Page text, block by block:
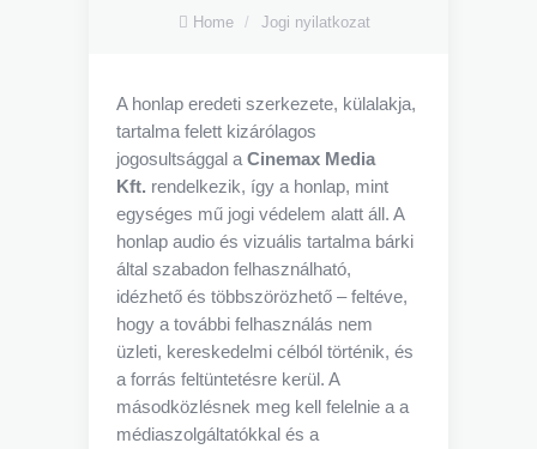
Home / Jogi nyilatkozat
A honlap eredeti szerkezete, külalakja,
tartalma felett kizárólagos
jogosultsággal a Cinemax Media
Kft. rendelkezik, így a honlap, mint
egységes mű jogi védelem alatt áll. A
honlap audio és vizuális tartalma bárki
által szabadon felhasználható,
idézhető és többszörözhető – feltéve,
hogy a további felhasználás nem
üzleti, kereskedelmi célból történik, és
a forrás feltüntetésre kerül. A
másodközlésnek meg kell felelnie a a
médiaszolgáltatókkal és a